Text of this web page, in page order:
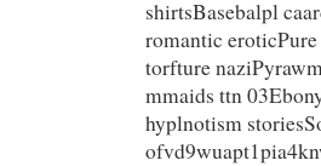
shirtsBasebalpl
romantic
torfture
mmaids ttn
hyplnotism